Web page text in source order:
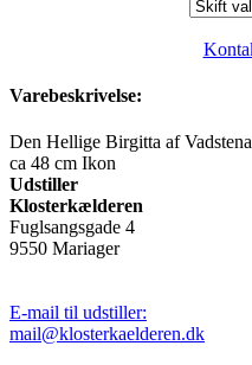
Varebeskrivelse:
Den Hellige Birgitta af
ca 48 cm Ikon
Udstiller
Klosterkælderen
Fuglsangsgade 4
9550 Mariager
E-mail til udstiller:
mail@klosterkaelderen.dk